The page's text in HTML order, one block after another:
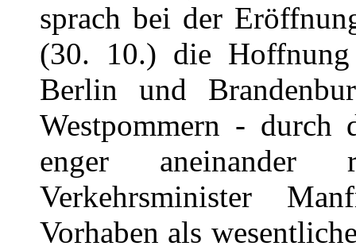
sprach bei der
(30. 10.) die
Berlin und
Westpommern - durch
enger aneinander
Verkehrsminister
Vorhaben als